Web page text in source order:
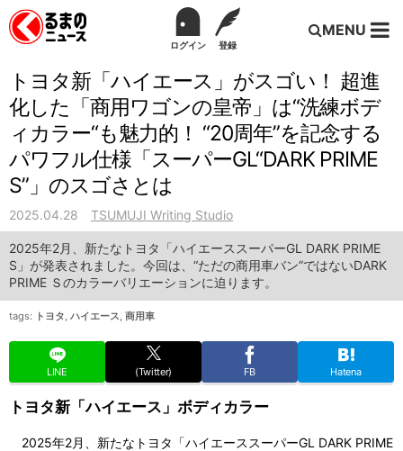
ログイン 登録
MENU
トヨタ新「ハイエース」がスゴい！ 超進
化した「商用ワゴンの皇帝」は“洗練ボデ
ィカラー“も魅力的！ “20周年”を記念する
パワフル仕様「スーパーGL“DARK PRIME
S”」のスゴさとは
2025.04.28 TSUMUJI Writing Studio
2025年2月、新たなトヨタ「ハイエーススーパーGL DARK PRIME
S」が発表されました。今回は、“ただの商用車バン”ではないDARK
PRIME Ｓのカラーバリエーションに迫ります。
tags: トヨタ, ハイエース, 商用車
LINE (Twitter) FB Hatena
トヨタ新「ハイエース」ボディカラー
2025年2月、新たなトヨタ「ハイエーススーパーGL DARK PRIME